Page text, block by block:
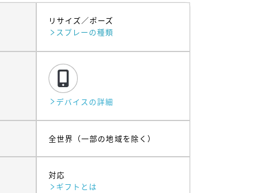
リサイズ
ポーズ
スプレーの種類
デバイスの詳細
全世界（一部の地域を除く）
対応
ギフトとは